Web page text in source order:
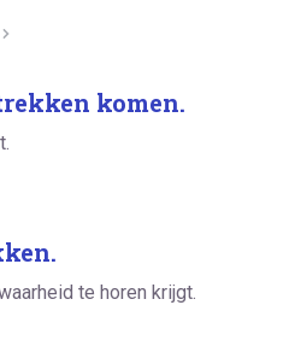
komen.
te horen krijgt.